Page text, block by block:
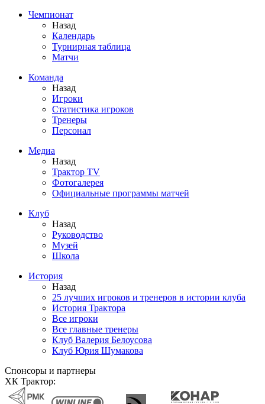
Чемпионат
Назад
Календарь
Турнирная таблица
Матчи
Команда
Назад
Игроки
Статистика игроков
Тренеры
Персонал
Медиа
Назад
Трактор TV
Фотогалерея
Официальные программы матчей
Клуб
Назад
Руководство
Музей
Школа
История
Назад
25 лучших игроков и тренеров в истории клуба
История Трактора
Все игроки
Все главные тренеры
Клуб Валерия Белоусова
Клуб Юрия Шумакова
Спонсоры и партнеры
ХК Трактор: